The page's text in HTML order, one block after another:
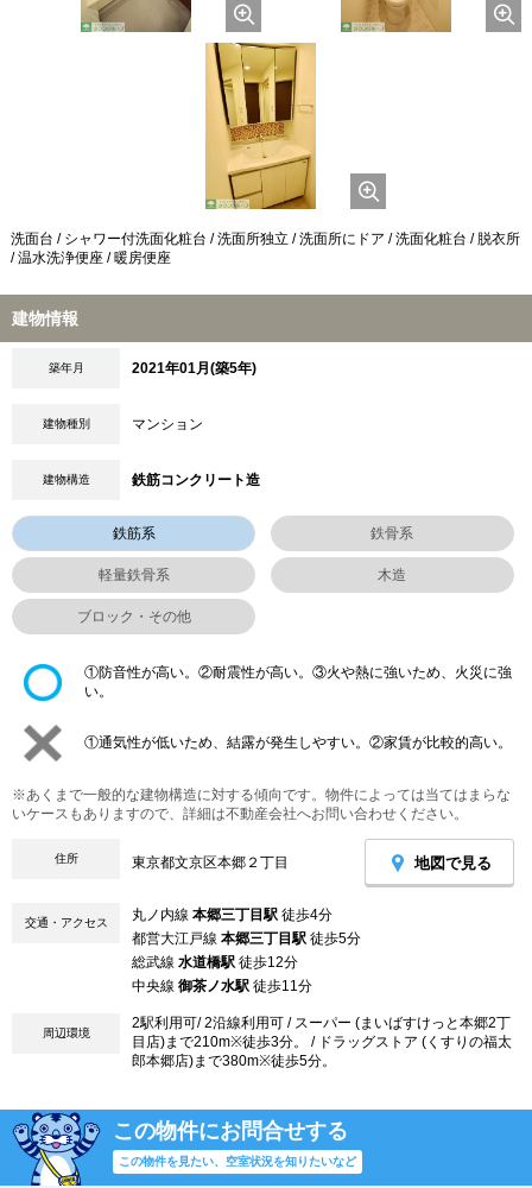
洗面台 / シャワー付洗面化粧台 / 洗面所独立 / 洗面所にドア / 洗面化粧台 / 脱衣所
/ 温水洗浄便座 / 暖房便座
建物情報
築年月 2021年01月(築5年)
建物種別 マンション
建物構造 鉄筋コンクリート造
鉄筋系 鉄骨系
軽量鉄骨系 木造
ブロック・その他
①防音性が高い。②耐震性が高い。③火や熱に強いため、火災に強
い。
①通気性が低いため、結露が発生しやすい。②家賃が比較的高い。
※あくまで一般的な建物構造に対する傾向です。物件によっては当てはまらな
いケースもありますので、詳細は不動産会社へお問い合わせください。
住所 東京都文京区本郷２丁目 地図で見る
交通・アクセス 丸ノ内線 本郷三丁目駅 徒歩4分
都営大江戸線 本郷三丁目駅 徒歩5分
総武線 水道橋駅 徒歩12分
中央線 御茶ノ水駅 徒歩11分
周辺環境
2駅利用可/ 2沿線利用可 / スーパー (まいばすけっと本郷2丁
目店)まで210m※徒歩3分。 / ドラッグストア (くすりの福太
郎本郷店)まで380m※徒歩5分。
この物件にお問合せする
この物件を見たい、空室状況を知りたいなど